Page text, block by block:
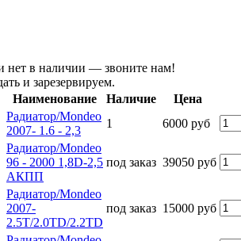
нет в наличии — звоните нам!
и зарезервируем.
Наименование Наличие
Цена
Радиатор/Mondeo
2007- 1.6 - 2,3
1 6000 руб
Радиатор/Mondeo
96 - 2000 1,8D-2,5
АКПП
под заказ 39050 руб
Радиатор/Mondeo
2007-
2.5T/2.0TD/2.2TD
под заказ 15000 руб